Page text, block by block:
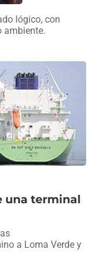
lógico, con
ambiente.
una terminal
a Loma Verde y